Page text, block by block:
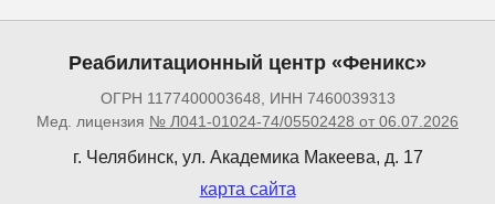
Реабилитационный центр «Феникс»
ОГРН 1177400003648, ИНН 7460039313
Мед. лицензия № Л041-01024-74/05502428 от 06.07.2026
г. Челябинск, ул. Академика Макеева, д. 17
карта сайта